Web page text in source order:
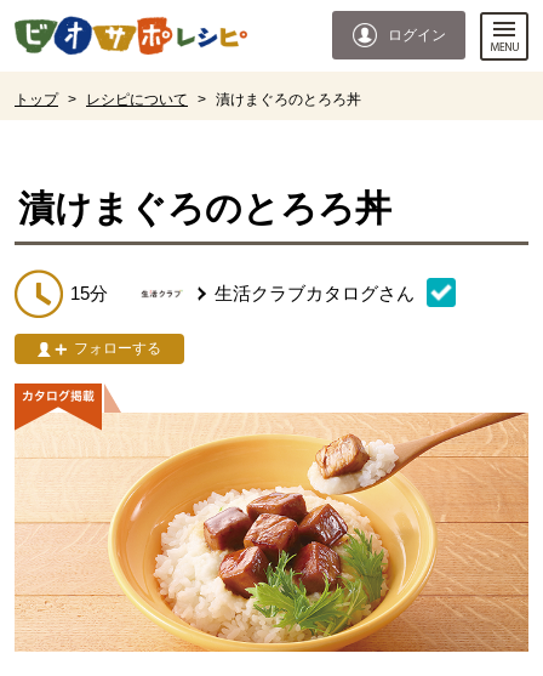
ページの先頭です。
ログイン
トップ > レシピについて > 漬けまぐろのとろろ丼
漬けまぐろのとろろ丼
15分 生活クラブカタログさん
フォローする